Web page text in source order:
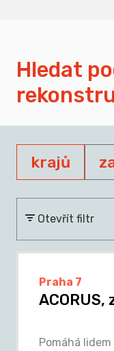
Hledat
krajů
Otevřít filtr
Praha 7
ACORUS,
Pomáhá